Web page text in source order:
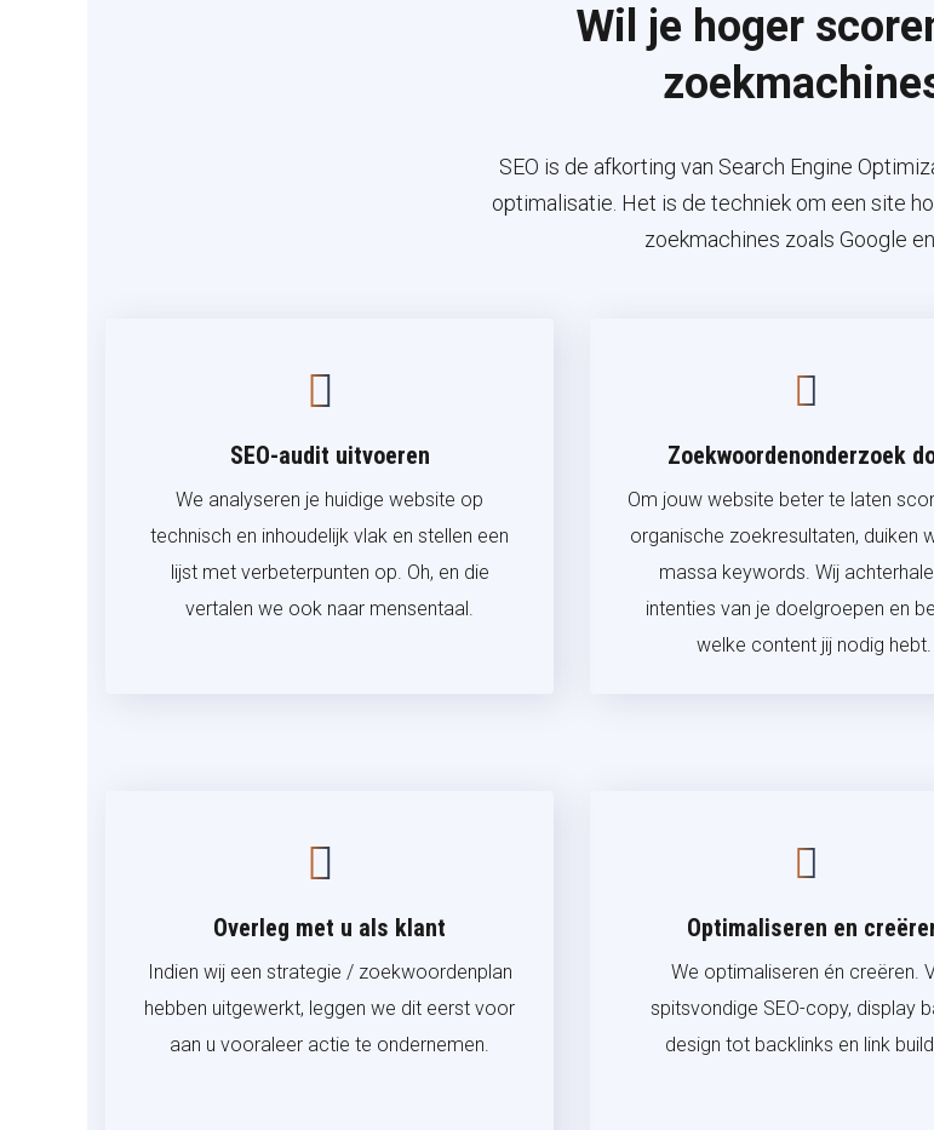
Wil je hoger
SEO is de afkorting van Search Engine
optimalisatie. Het is de techniek om een site
zoekmachines zoals Google en
SEO-audit uitvoeren
We analyseren je huidige website op
technisch en inhoudelijk vlak en stellen een
lijst met verbeterpunten op. Oh, en die
vertalen we ook naar mensentaal.
Zoekwoordenonderzoek
Om jouw website beter te laten
organische zoekresultaten, duiken
massa keywords. Wij
intenties van je doelgroepen en
welke content jij nodig hebt.
Overleg met u als klant
Indien wij een strategie / zoekwoordenplan
hebben uitgewerkt, leggen we dit eerst voor
aan u vooraleer actie te ondernemen.
Optimaliseren en
We optimaliseren én creëren.
spitsvondige SEO-copy, display
design tot backlinks en link